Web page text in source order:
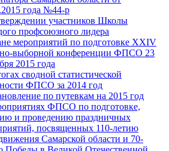
года №44-р
участников Школы
профсоюзного лидера
мероприятий по подготовке XXIV
выборной конференции ФПСО 23
2015 года
сводной статистической
ФПСО за 2014 год
по путевкам на 2015 год
ФПСО по подготовке,
и проведению праздничных
посвященных 110-летию
Самарской области и 70-